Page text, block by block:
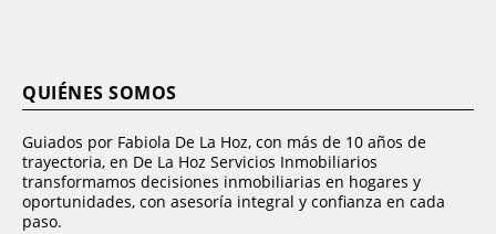
QUIÉNES SOMOS
Guiados por Fabiola De La Hoz, con más de 10 años de
trayectoria, en De La Hoz Servicios Inmobiliarios
transformamos decisiones inmobiliarias en hogares y
oportunidades, con asesoría integral y confianza en cada
paso.